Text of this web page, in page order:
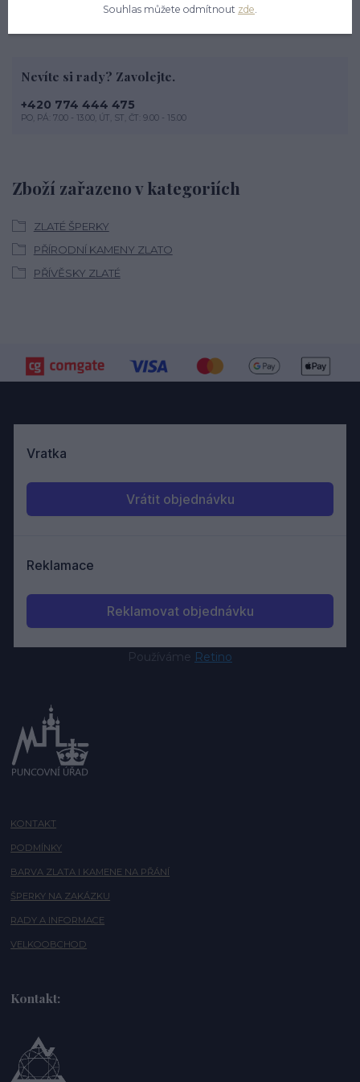
Zboží zařazeno v kategoriích
ZLATÉ ŠPERKY
PŘÍRODNÍ KAMENY ZLATO
PŘÍVĚSKY ZLATÉ
Nevíte si rady? Zavolejte.
+420 774 444 475
PO, PÁ: 7.00 - 13.00, ÚT, ST, ČT: 9.00 - 15.00
Používáme Retino
KONTAKT
PODMÍNKY
BARVA ZLATA I KAMENE NA PŘÁNÍ
ŠPERKY NA ZAKÁZKU
RADY A INFORMACE
VELKOOBCHOD
Kontakt:
Souhlas můžete odmítnout zde.